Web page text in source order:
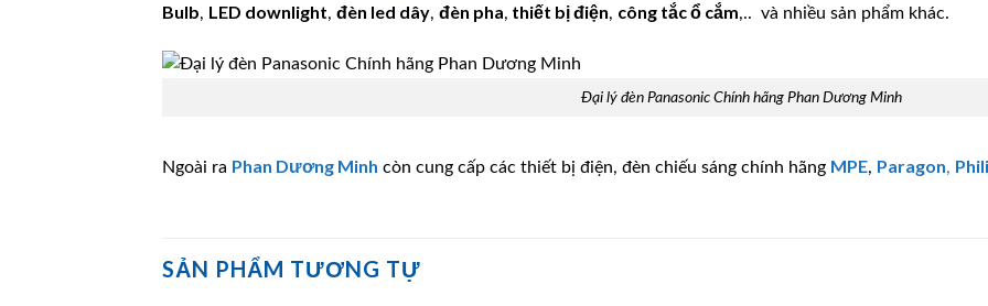
Bulb, LED downlight, đèn led dây, đèn pha, thiết bị điện, công tắc ổ cắm,.. và nhiều sản phẩm khác.
Đại lý đèn Panasonic Chính hãng Phan Dương Minh
Ngoài ra Phan Dương Minh còn cung cấp các thiết bị điện, đèn chiếu sáng chính hãng MPE, Paragon,
SẢN PHẨM TƯƠNG TỰ